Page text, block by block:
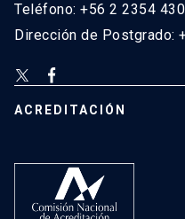
Teléfono: +56 2 2354
Dirección de Postgrado:
ACREDITACIÓN